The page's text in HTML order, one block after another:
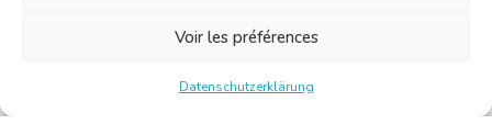
Voir les préférences
Datenschutzerklärung